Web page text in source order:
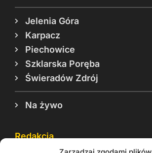
Jelenia Góra
Karpacz
Piechowice
Szklarska Poręba
Świeradów Zdrój
Na żywo
Redakcja